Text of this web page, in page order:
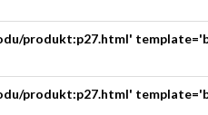
produkt:p27.html'
produkt:p27.html'